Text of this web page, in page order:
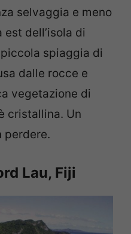
selvaggia e meno
dell’isola di
spiaggia di
dalle rocce e
vegetazione di
cristallina. Un
perdere.
Lau, Fiji